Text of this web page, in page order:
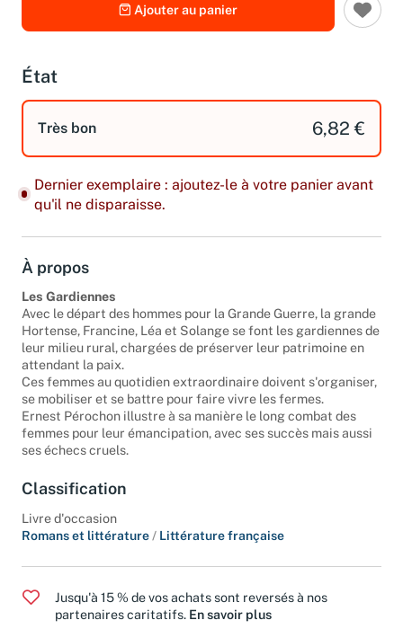
Ajouter au panier
État
Très bon 6,82 €
Dernier exemplaire : ajoutez-le à votre panier avant
qu'il ne disparaisse.
À propos
Les Gardiennes
Avec le départ des hommes pour la Grande Guerre, la grande
Hortense, Francine, Léa et Solange se font les gardiennes de
leur milieu rural, chargées de préserver leur patrimoine en
attendant la paix.
Ces femmes au quotidien extraordinaire doivent s'organiser,
se mobiliser et se battre pour faire vivre les fermes.
Ernest Pérochon illustre à sa manière le long combat des
femmes pour leur émancipation, avec ses succès mais aussi
ses échecs cruels.
Classification
Livre d'occasion
Romans et littérature / Littérature française
Jusqu'à 15 % de vos achats sont reversés à nos
partenaires caritatifs. En savoir plus